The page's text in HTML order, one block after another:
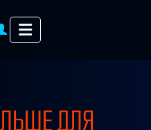
Menu
ДЛЯ